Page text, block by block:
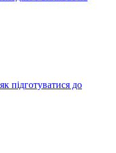
підготуватися до